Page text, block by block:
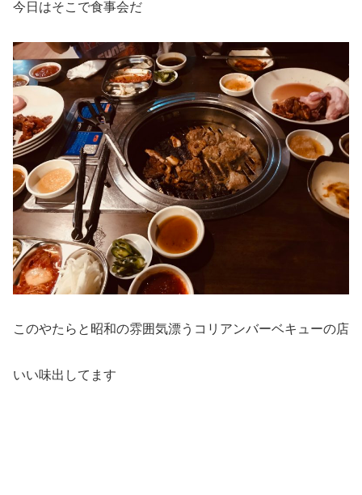
今日はそこで食事会だ
このやたらと昭和の雰囲気漂うコリアンバーベキューの店
いい味出してます